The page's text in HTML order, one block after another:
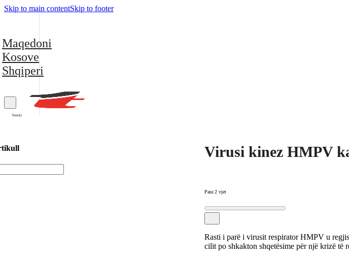
Skip to main contentSkip to footer
Maqedoni
Kosove
Shqiperi
Trendy
Virusi kinez HMPV
Para 2 vjet
Rasti i parë i virusit respirator HMPV u
cilit po shkakton shqetësime për një krizë të